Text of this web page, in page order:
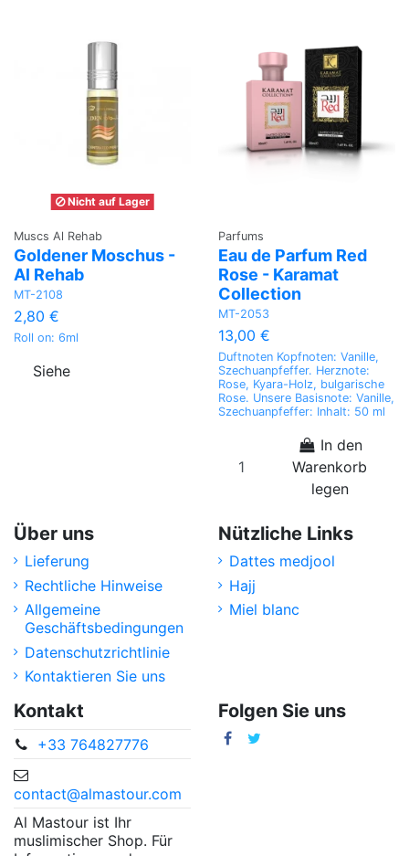
Nicht auf Lager
Muscs Al Rehab
Goldener Moschus -
Al Rehab
MT-2108
2,80 €
Roll on: 6ml
Siehe
Parfums
Eau de Parfum Red
Rose - Karamat
Collection
MT-2053
13,00 €
Duftnoten Kopfnoten: Vanille,
Szechuanpfeffer. Herznote:
Rose, Kyara-Holz, bulgarische
Rose. Unsere Basisnote: Vanille,
Szechuanpfeffer: Inhalt: 50 ml
In den
Warenkorb
legen
Über uns
Lieferung
Rechtliche Hinweise
Allgemeine
Geschäftsbedingungen
Datenschutzrichtlinie
Kontaktieren Sie uns
Nützliche Links
Dattes medjool
Hajj
Miel blanc
Kontakt
+33 764827776
contact@almastour.com
Al Mastour ist Ihr
muslimischer Shop. Für
Folgen Sie uns